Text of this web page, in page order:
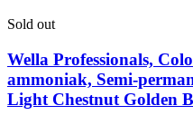
Sold out
Wella Professionals,
ammoniak, Semi-
Light Chestnut Golden